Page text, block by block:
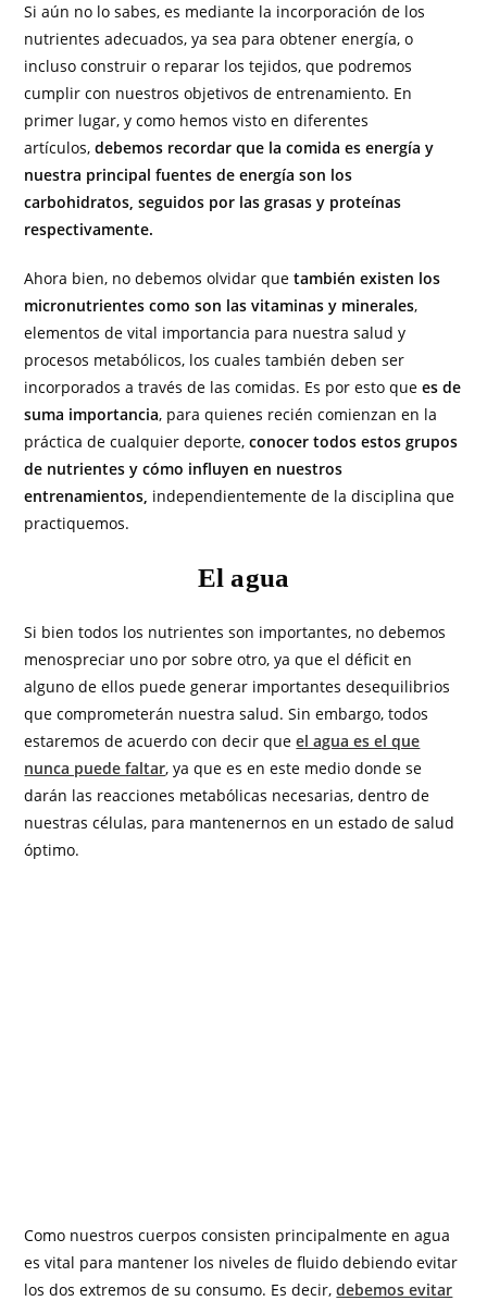
Si aún no lo sabes, es mediante la incorporación de los
nutrientes adecuados, ya sea para obtener energía, o
incluso construir o reparar los tejidos, que podremos
cumplir con nuestros objetivos de entrenamiento. En
primer lugar, y como hemos visto en diferentes
artículos,debemos recordar que la comida es energía y
nuestra principal fuentes de energía son los
carbohidratos, seguidos por las grasas y proteínas
respectivamente.
Ahora bien, no debemos olvidar quetambién existen los
micronutrientes como son las vitaminas y minerales,
elementos de vital importancia para nuestra salud y
procesos metabólicos, los cuales también deben ser
incorporados a través de las comidas. Es por esto quees de
suma importancia, para quienes recién comienzan en la
práctica de cualquier deporte,conocer todos estos grupos
de nutrientes y cómo influyen en nuestros
entrenamientos, independientemente de la disciplina que
practiquemos.
El agua
Si bien todos los nutrientes son importantes, no debemos
menospreciar uno por sobre otro, ya que el déficit en
alguno de ellos puede generar importantes desequilibrios
que comprometerán nuestra salud. Sin embargo, todos
estaremos de acuerdo con decir queel agua es el que
nunca puede faltar, ya que es en este medio donde se
darán las reacciones metabólicas necesarias, dentro de
nuestras células, para mantenernos en un estado de salud
óptimo.
Como nuestros cuerpos consisten principalmente en agua
es vital para mantener los niveles de fluido debiendo evitar
los dos extremos de su consumo. Es decir,debemos evitar